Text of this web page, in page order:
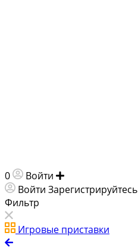
0 Войти
Войти Зарегистрируйтесь
Фильтр
Игровые приставки